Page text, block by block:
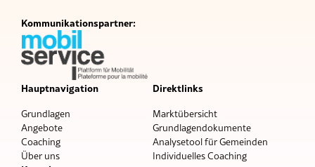
Kommunikationspartner:
Hauptnavigation
Grundlagen
Angebote
Coaching
Über uns
Direktlinks
Marktübersicht
Grundlagendokumente
Analysetool für Gemeinden
Individuelles Coaching